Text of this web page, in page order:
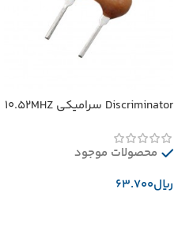
Discriminator سرامیکی 10.52MHZ
محصولات موجود
﷼